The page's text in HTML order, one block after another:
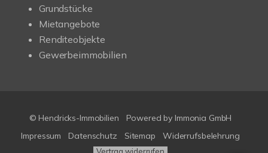
Grundstücke
Mietangebote
Renditeobjekte
Gewerbeimmobilien
© Hendricks-Immobilien
Powered by Immonia GmbH
Impressum
Datenschutz Sitemap Widerrufsbelehrung